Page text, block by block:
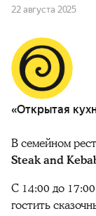
22 августа 2025
«Открытая
В семейном
Steak and
C 14:00 до
гостить